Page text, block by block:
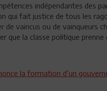
indépendantes des
qui fait justice de tous les
de vaincus ou de vainqueurs
que la classe politique
la formation d’un